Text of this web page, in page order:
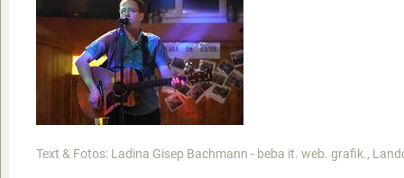
Text & Fotos: Ladina Gisep Bachmann - beba it. web. grafik.,